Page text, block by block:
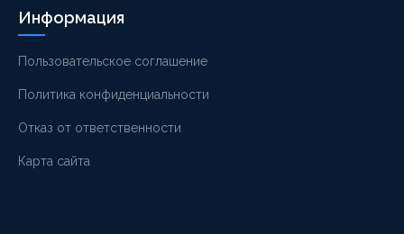
Информация
Пользовательское соглашение
Политика конфиденциальности
Отказ от ответственности
Карта сайта